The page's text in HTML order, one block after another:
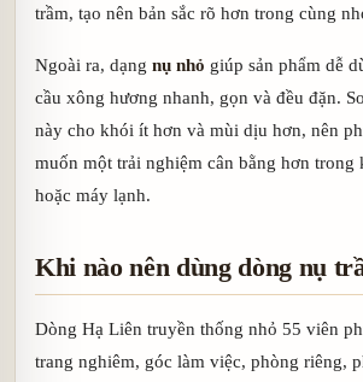
trầm, tạo nên bản sắc rõ hơn trong cùng
Ngoài ra, dạng nụ nhỏ giúp sản phẩm dễ
cầu xông hương nhanh, gọn và đều đặn.
này cho khói ít hơn và mùi dịu hơn, nên
muốn một trải nghiệm cân bằng hơn trong
hoặc máy lạnh.
Khi nào nên dùng dòng nụ
Dòng Hạ Liên truyền thống nhỏ 55 viên
trang nghiêm, góc làm việc, phòng riêng,